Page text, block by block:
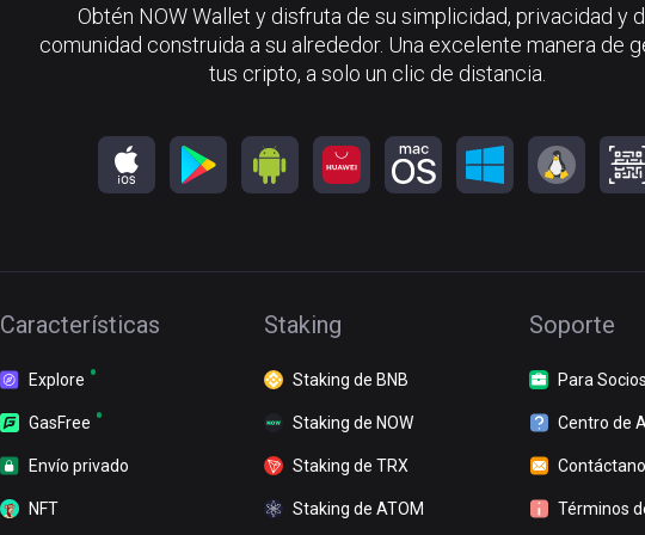
Obtén NOW Wallet y disfruta de su simplicidad, privacidad y
comunidad construida a su alrededor. Una excelente manera de
tus cripto, a solo un clic de distancia.
Características
Explore
GasFree
Envío privado
NFT
Staking
Staking de BNB
Staking de NOW
Staking de TRX
Staking de ATOM
Soporte
Para
Centro de
Términos